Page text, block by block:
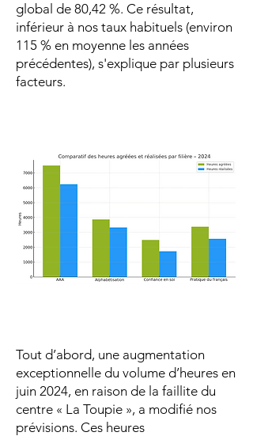
global de 80,42 %. Ce résultat,
inférieur à nos taux habituels (environ
115 % en moyenne les années
précédentes), s'explique par plusieurs
facteurs.
Tout d’abord, une augmentation
exceptionnelle du volume d’heures en
juin 2024, en raison de la faillite du
centre « La Toupie », a modifié nos
prévisions. Ces heures